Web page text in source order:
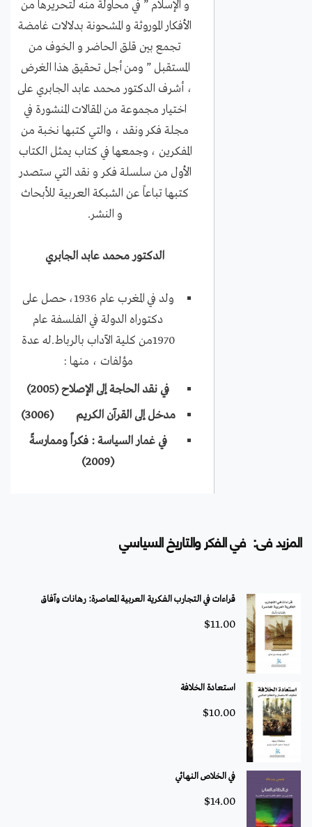
و الإسلام ” في محاولة منه لتحريرها من
الأفكار الموروثة و المشحونة بدلالات غامضة
تجمع بين قلق الحاضر و الخوف من
المستقبل ” ومن أجل تحقيق هذا الغرض
، أشرف الدكتور محمد عابد الجابري على
اختيار مجموعة من المقالات المنشورة في
مجلة فكر ونقد ، والتي كتبها نخبة من
المفكرين ، وجمعها في كتاب يمثل الكتاب
الأول من سلسلة فكر و نقد التي ستصدر
كتبها تباعاً عن الشبكة العربية للأبحاث
و النشر.
الدكتور محمد عابد الجابري
ولد في المغرب عام 1936، حصل على
دكتوراه الدولة في الفلسفة عام
1970من كلية الآداب بالرباط.له عدة
مؤلفات ، منها :
في نقد الحاجة إلى الإصلاح (2005)
مدخل إلى القرآن الكريم (3006)
في غمار السياسة : فكراً وممارسةً
(2009)
المزيد فى: في الفكر والتاريخ السياسي
قراءات في التجارب الفكرية العربية المعاصرة: رهانات وآفاق
$11.00
استعادة الخلافة
$10.00
في الخلاص النهائي
$14.00